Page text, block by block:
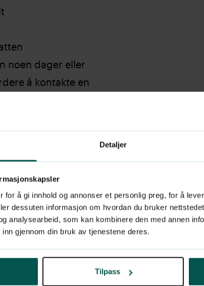
Detaljer
for å gi innhold og annonser et personlig preg, for å
dessuten informasjon om hvordan du bruker
analysearbeid, som kan kombinere den med annen
gjennom din bruk av tjenestene deres.
Tilpass
noen dager eller
å kontakte en
til å redusere
legger